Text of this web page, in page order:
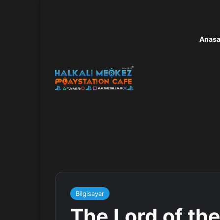
Bilgisayar